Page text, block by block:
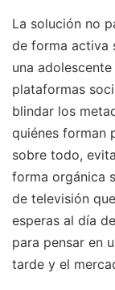
La solución no
de forma activa
una
plataformas
blindar los
quiénes forman
sobre todo,
forma orgánica
de televisión
esperas al día
para pensar en
tarde y el